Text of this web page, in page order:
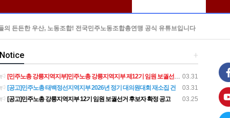
의 든든한 우산, 노동조합! 전국민주노동조합총연맹 공식 유튜브입니다
+
Notice
03.31
[민주노총 강릉지역지부]민주노총 강릉지역지부 제12기 임원 보궐선거결과 공고
03.31
[공고]민주노총 태백정선지역지부 2026년 정기 대의원대회 재소집 건
03.25
[공고]민주노총 강릉지역지부 12기 임원 보궐선거 후보자 확정 공고